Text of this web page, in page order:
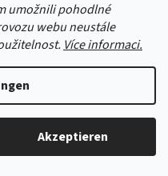
umožnili pohodlné
webu neustále
Více informaci.
Akzeptieren